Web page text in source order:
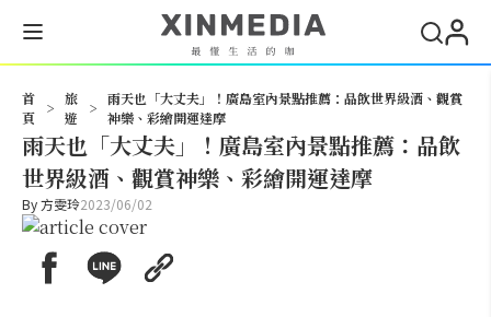
首
頁
>
旅
遊
>
雨天也「大丈夫」！廣島室內景點推薦：品飲世界級酒、觀賞
神樂、彩繪開運達摩
雨天也「大丈夫」！廣島室內景點推薦：品飲
世界級酒、觀賞神樂、彩繪開運達摩
By方雯玲2023/06/02